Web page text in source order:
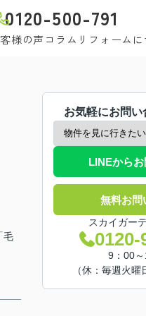
0120-500-791
様の声コラム リフォーム
毛
お気軽にお問
LINEから
無料お問
スカイガー
0120-
9：00
（休：毎週火曜